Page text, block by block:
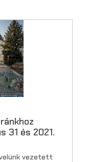
31 és 2021.
vezetett